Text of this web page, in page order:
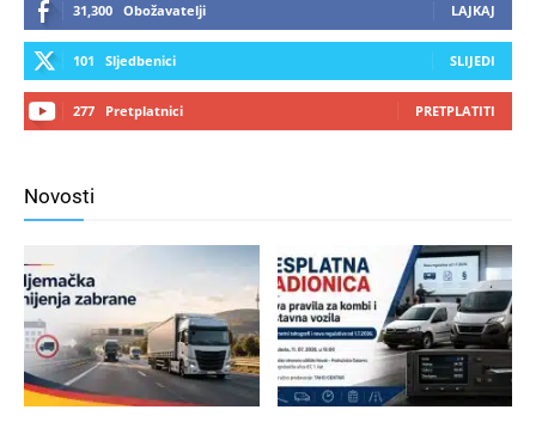
31,300 Obožavatelji LAJKAJ
101 Sljedbenici SLIJEDI
277 Pretplatnici PRETPLATITI
Novosti